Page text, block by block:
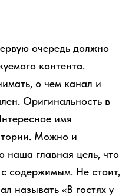
очередь должно
контента.
о чем канал и
Оригинальность в
имя
Можно и
наша главная цель, что
содержимым. Не стоит,
называть «В гостях у